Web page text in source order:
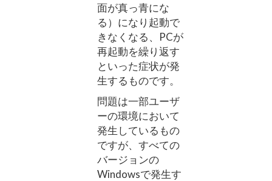
面が真っ青にな
る）になり起動で
きなくなる、PCが
再起動を繰り返す
といった症状が発
生するものです。
問題は一部ユーザ
ーの環境において
発生しているもの
ですが、すべての
バージョンの
Windowsで発生す